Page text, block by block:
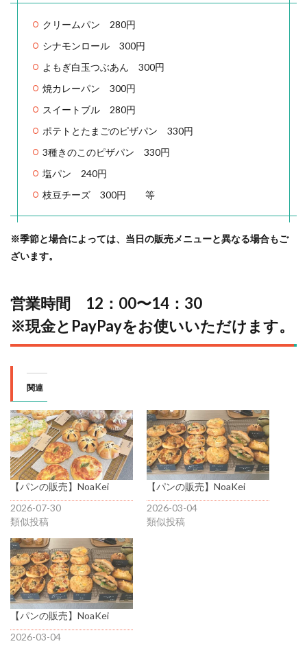
クリームパン 280円
シナモンロール 300円
よもぎ白玉つぶあん 300円
焼カレーパン 300円
スイートブル 280円
ポテトとたまごのピザパン 330円
3種きのこのピザパン 330円
塩パン 240円
枝豆チーズ 300円 等
※季節と場合によっては、当日の販売メニューと異なる場合もご
ざいます。
営業時間 12：00〜14：30
※現金とPayPayをお使いいただけます。
関連
【パンの販売】NoaKei
2026-07-30
類似投稿
【パンの販売】NoaKei
2026-03-04
類似投稿
【パンの販売】NoaKei
2026-03-04